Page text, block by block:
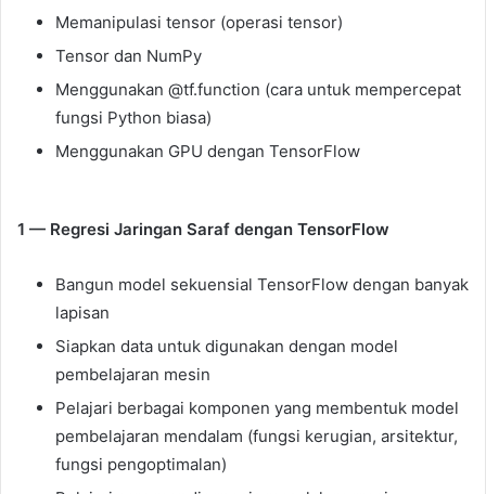
Memanipulasi tensor (operasi tensor)
Tensor dan NumPy
Menggunakan @tf.function (cara untuk mempercepat
fungsi Python biasa)
Menggunakan GPU dengan TensorFlow
1 — Regresi Jaringan Saraf dengan TensorFlow
Bangun model sekuensial TensorFlow dengan banyak
lapisan
Siapkan data untuk digunakan dengan model
pembelajaran mesin
Pelajari berbagai komponen yang membentuk model
pembelajaran mendalam (fungsi kerugian, arsitektur,
fungsi pengoptimalan)